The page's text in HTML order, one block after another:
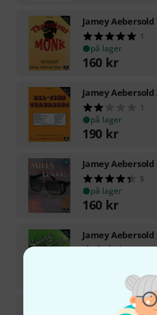
Jamey Aebersold
1
på lager
160 kr
Jamey Aebersold
1
på lager
190 kr
Jamey Aebersold
5
på lager
160 kr
Jamey Aebersold
2
Jamey Aebersold